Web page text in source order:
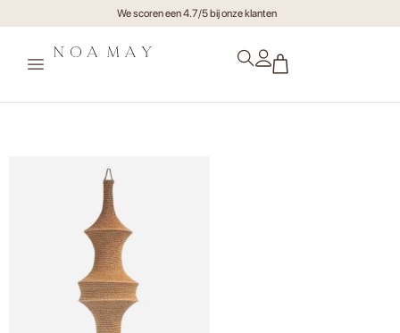
We scoren een 4.7/5 bij onze klanten